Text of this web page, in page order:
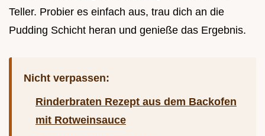
Teller. Probier es einfach aus, trau dich an die
Pudding Schicht heran und genieße das Ergebnis.
Nicht verpassen:
Rinderbraten Rezept aus dem Backofen
mit Rotweinsauce